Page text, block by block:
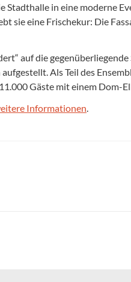
Stadthalle in eine moderne
sie eine Frischekur: Die
auf die
Als Teil des
11.000 Gäste mit einem Dom-
Informationen